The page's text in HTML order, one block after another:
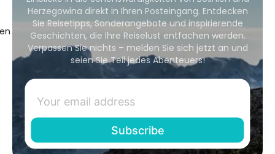
Herzegowina direkt in Ihren Posteingang. Entdecken
Sie Reisetipps, Sonderangebote und inspirierende
Geschichten, die Ihre Reiselust entfachen werden.
Verpassen Sie nichts – melden Sie sich jetzt an und
seien Sie Teil jedes Abenteuers!